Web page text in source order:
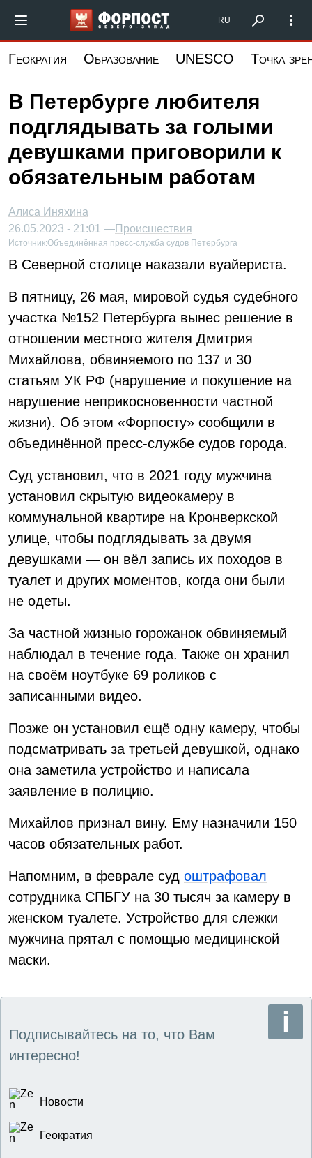
основному
Форпост Северо-Запад
RU
Геократия Образование UNESCO Точка
В Петербурге любителя
подглядывать за голыми
девушками приговорили к
обязательным работам
Алиса Иняхина
26.05.2023 - 21:01 —Происшествия
Источник:Объединённая пресс-служба судов Петербурга
В Северной столице наказали вуайериста.
В пятницу, 26 мая, мировой судья судебного
участка №152 Петербурга вынес решение в
отношении местного жителя Дмитрия
Михайлова, обвиняемого по 137 и 30
статьям УК РФ (нарушение и покушение на
нарушение неприкосновенности частной
жизни). Об этом «Форпосту» сообщили в
объединённой пресс-службе судов города.
Суд установил, что в 2021 году мужчина
установил скрытую видеокамеру в
коммунальной квартире на Кронверкской
улице, чтобы подглядывать за двумя
девушками — он вёл запись их походов в
туалет и других моментов, когда они были
не одеты.
За частной жизнью горожанок обвиняемый
наблюдал в течение года. Также он хранил
на своём ноутбуке 69 роликов с
записанными видео.
Позже он установил ещё одну камеру, чтобы
подсматривать за третьей девушкой, однако
она заметила устройство и написала
заявление в полицию.
Михайлов признал вину. Ему назначили 150
часов обязательных работ.
Напомним, в феврале суд оштрафовал
сотрудника СПБГУ на 30 тысяч за камеру в
женском туалете. Устройство для слежки
мужчина прятал с помощью медицинской
маски.
Подписывайтесь на то, что Вам
интересно!
Новости
Геократия